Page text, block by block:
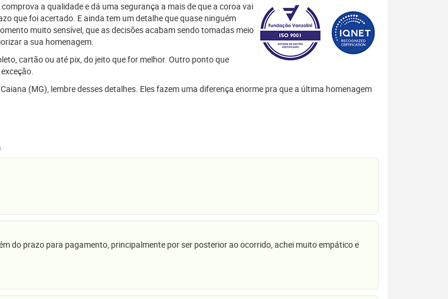
comprova a qualidade e dá uma segurança a mais de que a coroa vai
que foi acertado. E ainda tem um detalhe que quase ninguém
muito sensível, que as decisões acabam sendo tomadas meio
a sua homenagem.
cartão ou até pix, do jeito que for melhor. Outro ponto que
(MG), lembre desses detalhes. Eles fazem uma diferença enorme pra que a última homenagem
do prazo para pagamento, principalmente por ser posterior ao ocorrido, achei muito empático e